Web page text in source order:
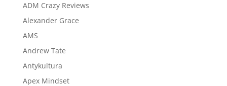
ADM Crazy Reviews
Alexander Grace
AMS
Andrew Tate
Antykultura
Apex Mindset